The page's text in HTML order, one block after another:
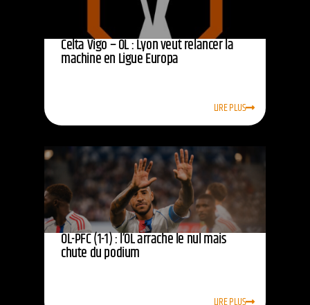
Celta Vigo – OL : Lyon veut relancer la
machine en Ligue Europa
LIRE PLUS
OL-PFC (1-1) : l’OL arrache le nul mais
chute du podium